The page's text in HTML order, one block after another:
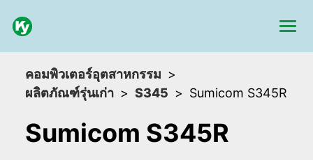
คอมพิวเตอร์อุตสาหกรรม
ผลิตภัณฑ์รุ่นเก่า
S345 Sumicom S345R
Sumicom S345R